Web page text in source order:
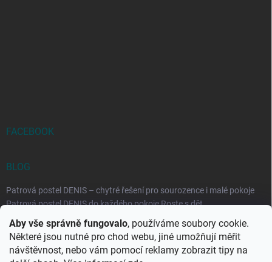
Aby vše správně fungovalo, používáme soubory cookie.
Některé jsou nutné pro chod webu, jiné umožňují měřit
návštěvnost, nebo vám pomocí reklamy zobrazit tipy na
FACEBOOK
BLOG
Patrová postel DENIS – chytré řešení pro sourozence i malé pokoje
Patrová postel DENIS do každého pokoje Roste s dět...
Rozkládací postele RELAX – ideální řešení pro malé prostory i
každodenní spaní
Rozkládací postel, která se přizpůsobí vašemu živo...